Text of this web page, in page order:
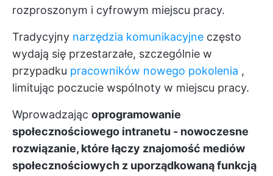
rozproszonym i cyfrowym miejscu pracy.
Tradycyjny narzędzia komunikacyjne często
wydają się przestarzałe, szczególnie w
przypadku pracowników nowego pokolenia ,
limitując poczucie wspólnoty w miejscu pracy.
Wprowadzając oprogramowanie
społecznościowego intranetu - nowoczesne
rozwiązanie, które łączy znajomość mediów
społecznościowych z uporządkowaną funkcją